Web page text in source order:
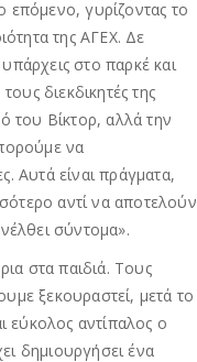
γυρίζοντας το
της ΑΓΕΧ. Δε
στο παρκέ και
διεκδικητές της
του Βίκτορ, αλλά την
να
Αυτά είναι πράγματα,
αντί να αποτελούν
σύντομα».
στα παιδιά. Τους
ξεκουραστεί, μετά το
εύκολος αντίπαλος ο
δημιουργήσει ένα